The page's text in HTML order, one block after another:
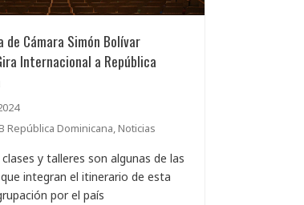
de Cámara Simón Bolívar
Internacional a República
República Dominicana,Noticias
y talleres son algunas de las
integran el itinerario de esta
por el país